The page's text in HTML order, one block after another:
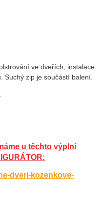
ve dveřích, instalace
Suchý zip je součástí balení.
u těchto výplní
dveri-kozenkove-